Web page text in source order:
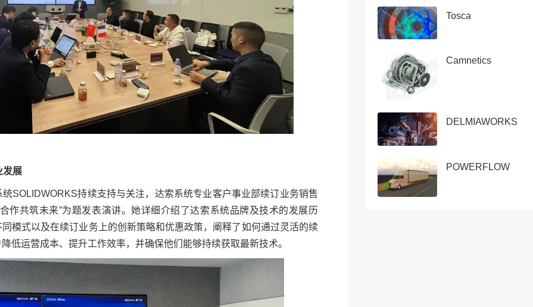
发展
SOLIDWORKS持续支持与关注，达索系统专业客户事业部续订业务销售
作共筑未来”为题发表演讲。她详细介绍了达索系统品牌及技术的发展历
模式以及在续订业务上的创新策略和优惠政策，阐释了如何通过灵活的续
低运营成本、提升工作效率，并确保他们能够持续获取最新技术。
Tosca
Camnetics
DELMIAWORKS
POWERFLOW